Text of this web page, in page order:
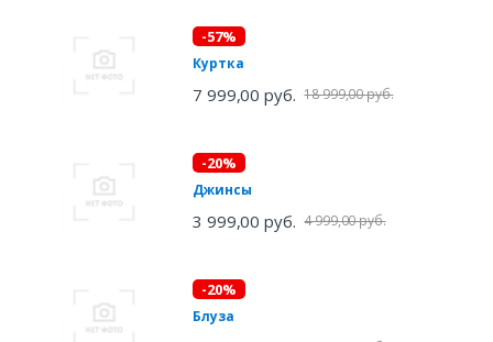
-57%
Куртка
7 999,00 руб. 18 999,00 руб.
-20%
Джинсы
3 999,00 руб. 4 999,00 руб.
-20%
Блуза